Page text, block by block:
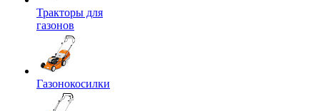
Тракторы для
газонов
Газонокосилки